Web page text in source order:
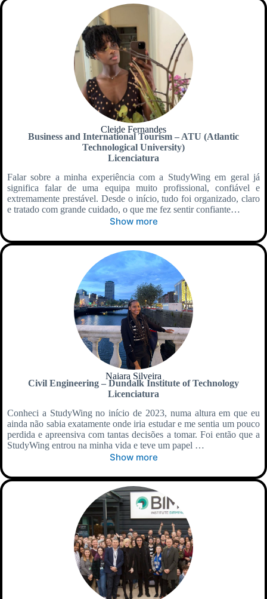
Cleide Fernandes
Business and International Tourism – ATU (Atlantic
Technological University)
Licenciatura
Falar sobre a minha experiência com a StudyWing em geral já
significa falar de uma equipa muito profissional, confiável e
extremamente prestável. Desde o início, tudo foi organizado, claro
e tratado com grande cuidado, o que me fez sentir confiante…
Show more
Naiara Silveira
Civil Engineering – Dundalk Institute of Technology
Licenciatura
Conheci a StudyWing no início de 2023, numa altura em que eu
ainda não sabia exatamente onde iria estudar e me sentia um pouco
perdida e apreensiva com tantas decisões a tomar. Foi então que a
StudyWing entrou na minha vida e teve um papel …
Show more